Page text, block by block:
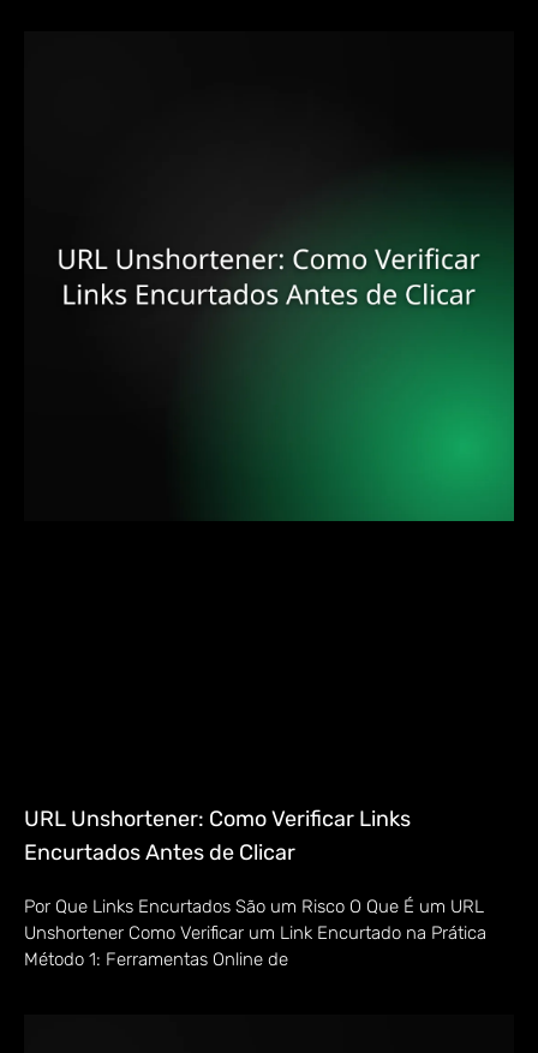
URL Unshortener: Como Verificar Links
Encurtados Antes de Clicar
Por Que Links Encurtados São um Risco O Que É um URL
Unshortener Como Verificar um Link Encurtado na Prática
Método 1: Ferramentas Online de